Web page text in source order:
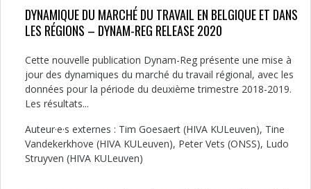
DYNAMIQUE DU MARCHÉ DU TRAVAIL EN BELGIQUE ET DANS
LES RÉGIONS – DYNAM-REG RELEASE 2020
Cette nouvelle publication Dynam-Reg présente une mise à
jour des dynamiques du marché du travail régional, avec les
données pour la période du deuxième trimestre 2018-2019.
Les résultats...
Auteur·e·s externes : Tim Goesaert (HIVA KULeuven), Tine
Vandekerkhove (HIVA KULeuven), Peter Vets (ONSS), Ludo
Struyven (HIVA KULeuven)